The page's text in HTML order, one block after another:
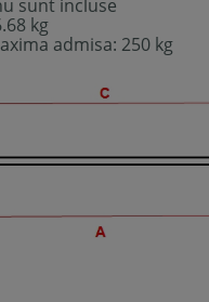
sunt incluse
kg
admisa: 250 kg